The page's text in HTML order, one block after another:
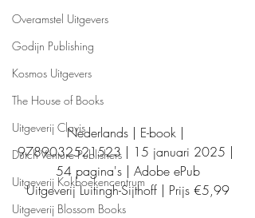
Overamstel Uitgevers
Godijn Publishing
Kosmos Uitgevers
The House of Books
Uitgeverij Clavis
Dutch Venture Publishers
Uitgeverij Kokboekencentrum
Uitgeverij Blossom Books
Nederlands | E-book |
9789032521523 | 15 januari 2025 |
54 pagina's | Adobe ePub
Uitgeverij Luitingh-Sijthoff | Prijs €5,99